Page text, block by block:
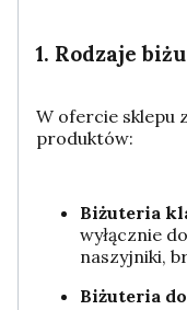
1. Rodzaje
W ofercie sklepu
produktów:
Biżuteria
wyłącznie
naszyjniki,
Biżuteria